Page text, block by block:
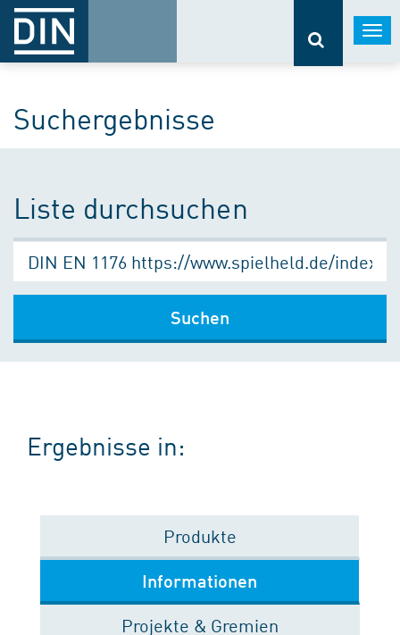
Suchergebnisse
Liste durchsuchen
Suchen
Ergebnisse in:
Produkte
Informationen
Projekte & Gremien